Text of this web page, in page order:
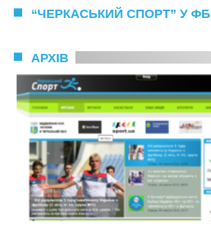
“ЧЕРКАСЬКИЙ СПОРТ” У ФБ
АРХІВ